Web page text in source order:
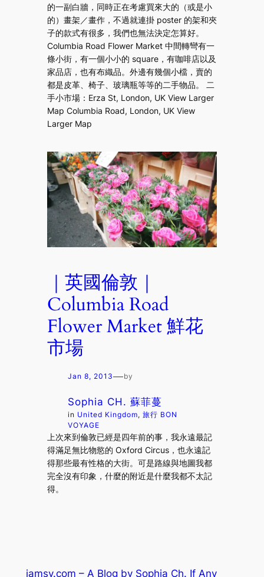
的一副白牆，同時正在考慮買來大的（或是小
的）畫架／畫作，不過就連掛 poster 的架和夾
子的款式有很多，我們也無法決定怎算好。
Columbia Road Flower Market 中間轉彎有一
條小街，有一個小小的 square，有咖啡店以及
家品店，也有布織品。外邊有幾個小檔，賣的
都是皮革、椅子、玻璃瓶等等的二手物品。 二
手小市場：Erza St, London, UK View Larger
Map Columbia Road, London, UK View
Larger Map
｜英國倫敦｜
Columbia Road
Flower Market 鮮花
市場
Jan 8, 2013—by
Sophia CH. 蘇菲蔓
in United Kingdom, 旅行 BON
VOYAGE
上次來到倫敦已經是四年前的事，我永遠最記
得滿足無比物慾的 Oxford Circus，也永遠記
得那些最有性格的大街。可是路線與地圖我都
完全沒有印象，什麼的附近是什麼我都不太記
得。
iamsy.com – A Blog by Sophia Ch. If Any